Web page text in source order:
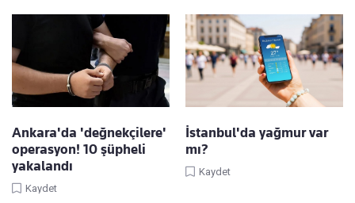
Ankara'da 'değnekçilere'
operasyon! 10 şüpheli
yakalandı
Kaydet
İstanbul'da yağmur var
mı?
Kaydet